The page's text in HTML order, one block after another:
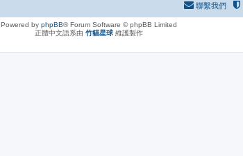
聯繫我們
Powered by phpBB® Forum Software © phpBB Limited
正體中文語系由 竹貓星球 維護製作